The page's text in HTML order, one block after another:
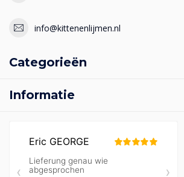
info@kittenenlijmen.nl
Categorieën
Informatie